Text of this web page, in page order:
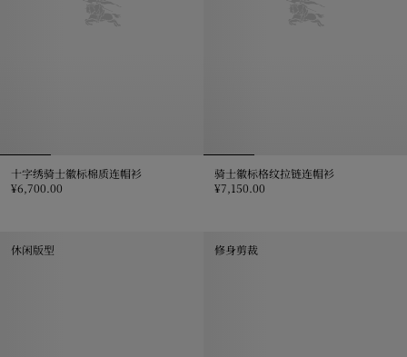
十字绣骑士徽标棉质连帽衫
¥6,700.00
骑士徽标格纹拉链连帽衫
¥7,150.00
休闲版型 修身剪裁